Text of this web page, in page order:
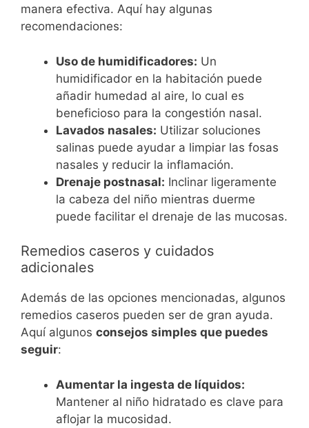
manera efectiva. Aquí hay algunas
recomendaciones:
Uso de humidificadores: Un
humidificador en la habitación puede
añadir humedad al aire, lo cual es
beneficioso para la congestión nasal.
Lavados nasales: Utilizar soluciones
salinas puede ayudar a limpiar las fosas
nasales y reducir la inflamación.
Drenaje postnasal: Inclinar ligeramente
la cabeza del niño mientras duerme
puede facilitar el drenaje de las mucosas.
Remedios caseros y cuidados
adicionales
Además de las opciones mencionadas, algunos
remedios caseros pueden ser de gran ayuda.
Aquí algunos consejos simples que puedes
seguir:
Aumentar la ingesta de líquidos:
Mantener al niño hidratado es clave para
aflojar la mucosidad.